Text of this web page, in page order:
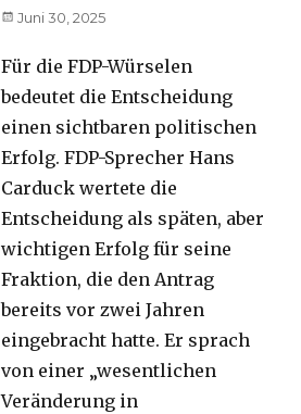
Posted
Juni 30, 2025
Für die FDP-Würselen
bedeutet die Entscheidung
einen sichtbaren politischen
Erfolg. FDP-Sprecher Hans
Carduck wertete die
Entscheidung als späten, aber
wichtigen Erfolg für seine
Fraktion, die den Antrag
bereits vor zwei Jahren
eingebracht hatte. Er sprach
von einer „wesentlichen
Veränderung in